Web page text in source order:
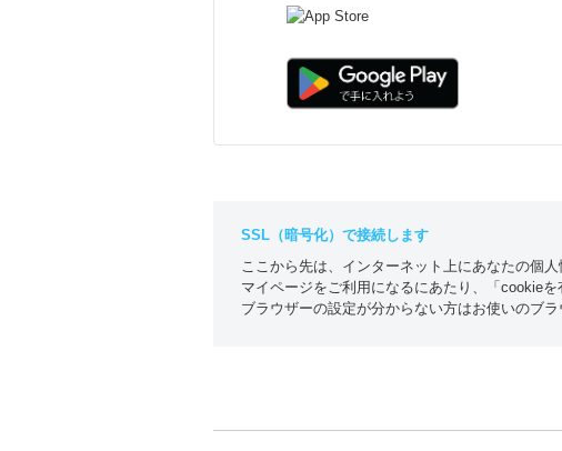
SSL（暗号化）で接続します
ここから先は、インターネット上にあなたの個
マイページをご利用になるにあたり、「cookie
ブラウザーの設定が分からない方はお使いのブラ